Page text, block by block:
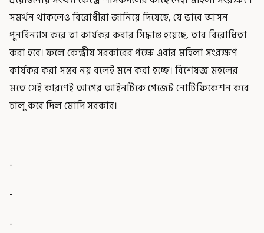
সমর্থন থাকলেও বিরোধীরা জানিয়ে দিয়েছে, যে ভাবে আসন
পুনর্বিন্যাস করে তা কার্যকর করার সিদ্ধান্ত হয়েছে, তার বিরোধিতা
করা হবে। ফলে কেন্দ্রীয় সরকারের পক্ষে এবার মহিলা সংরক্ষণ
কার্যকর করা সম্ভব নয় বলেই মনে করা হচ্ছে। বিশেষজ্ঞ মহলের
মতে সেই কারণেই আগের আইনটিকে গেজেট নোটিফিকেশন করে
চালু করে দিল মোদি সরকার।
-
-
-